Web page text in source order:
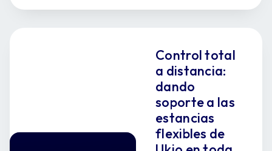
Control total
a distancia:
dando
soporte a las
estancias
flexibles de